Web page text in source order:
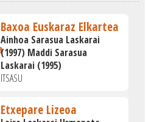
Baxoa Euskaraz Elkartea
Ainhoa Sarasua Laskarai
(1997) Maddi Sarasua
Laskarai (1995)
ITSASU
Etxepare Lizeoa